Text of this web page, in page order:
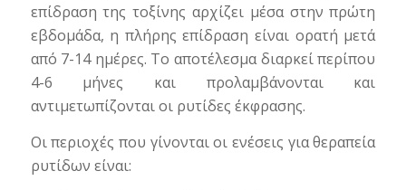
επίδραση της τοξίνης αρχίζει μέσα στην πρώτη
εβδομάδα, η πλήρης επίδραση είναι ορατή μετά
από 7-14 ημέρες. Το αποτέλεσμα διαρκεί περίπου
4-6 μήνες και προλαμβάνονται και
αντιμετωπίζονται οι ρυτίδες έκφρασης.
Οι περιοχές που γίνονται οι ενέσεις για θεραπεία
ρυτίδων είναι: